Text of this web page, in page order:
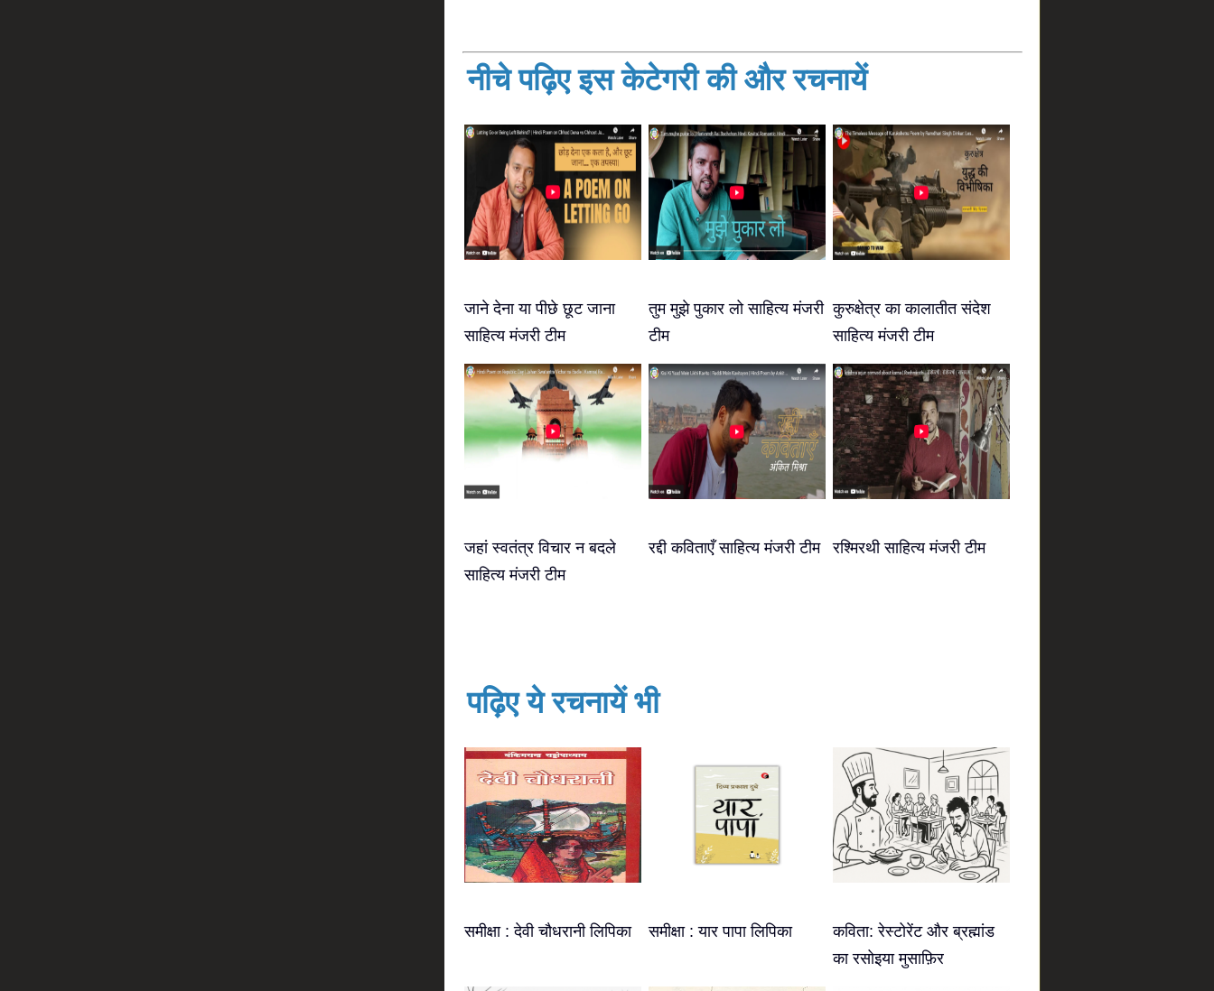
नीचे पढ़िए इस केटेगरी की और रचनायें
जाने देना या पीछे छूट जाना
साहित्य मंजरी टीम
तुम मुझे पुकार लो साहित्य मंजरी
टीम
कुरुक्षेत्र का कालातीत संदेश
साहित्य मंजरी टीम
जहां स्वतंत्र विचार न बदले
साहित्य मंजरी टीम
रद्दी कविताएँ साहित्य मंजरी टीम रश्मिरथी साहित्य मंजरी टीम
पढ़िए ये रचनायें भी
समीक्षा : देवी चौधरानी लिपिका समीक्षा : यार पापा लिपिका
कविता: रेस्टोरेंट और ब्रह्मांड
का रसोइया मुसाफ़िर